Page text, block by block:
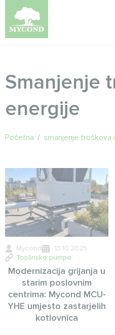
Smanjenje
energije
Početna / smanjenje troškova
Mycond
13.10.2025
Toplinske pumpe
Modernizacija grijanja u
starim poslovnim
centrima: Mycond MCU-
YHE umjesto zastarjelih
kotlovnica